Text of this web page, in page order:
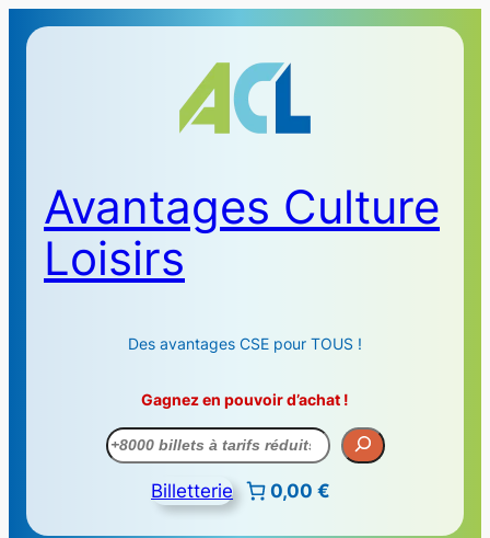
Avantages Culture
Loisirs
Des avantages CSE pour TOUS !
Gagnez en pouvoir d’achat !
Recherche
Billetterie 0,00 €